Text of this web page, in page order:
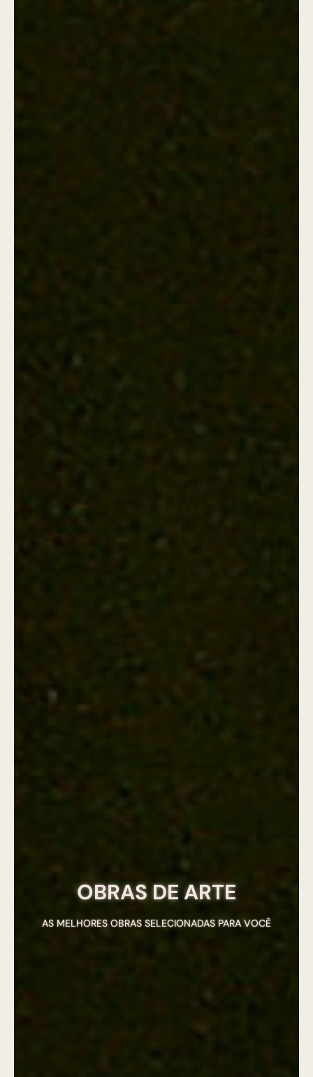
OBRAS DE ARTE
AS MELHORES OBRAS SELECIONADAS PARA VOCÊ